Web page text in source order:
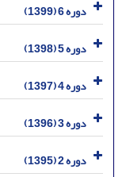
دوره 6 (1399)
دوره 5 (1398)
دوره 4 (1397)
دوره 3 (1396)
دوره 2 (1395)